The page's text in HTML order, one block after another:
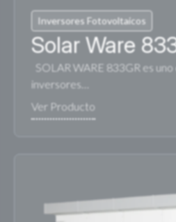
Inversores Fotovoltaicos
Solar Ware
SOLAR WARE 833GR es
inversores…